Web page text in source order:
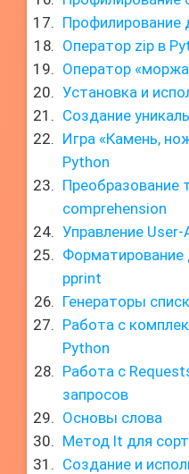
Профилирование
Оператор zip в
Оператор
Установка и
Создание
Игра «Камень,
Python
Преобразование
comprehension
Управление
pprint
Генераторы
Работа с
Python
Работа с
запросов
Основы слова
Метод lt для
Создание и